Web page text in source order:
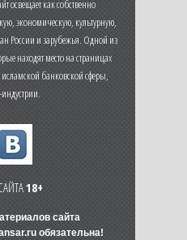
освещает как собственно
экономическую, культурную,
России и зарубежья. Одной из
находят место на страницах
исламской банковской сферы,
18+
сайта
обязательна!